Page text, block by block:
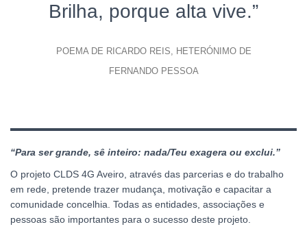
Brilha, porque alta vive.”
POEMA DE RICARDO REIS, HETERÓNIMO DE
FERNANDO PESSOA
“Para ser grande, sê inteiro: nada/Teu exagera ou exclui.”
O projeto CLDS 4G Aveiro, através das parcerias e do trabalho
em rede, pretende trazer mudança, motivação e capacitar a
comunidade concelhia. Todas as entidades, associações e
pessoas são importantes para o sucesso deste projeto.